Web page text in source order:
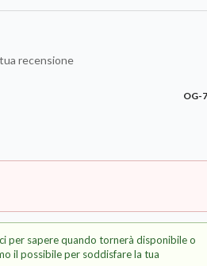
recensione
OG-
per sapere quando tornerà disponibile o
il possibile per soddisfare la tua